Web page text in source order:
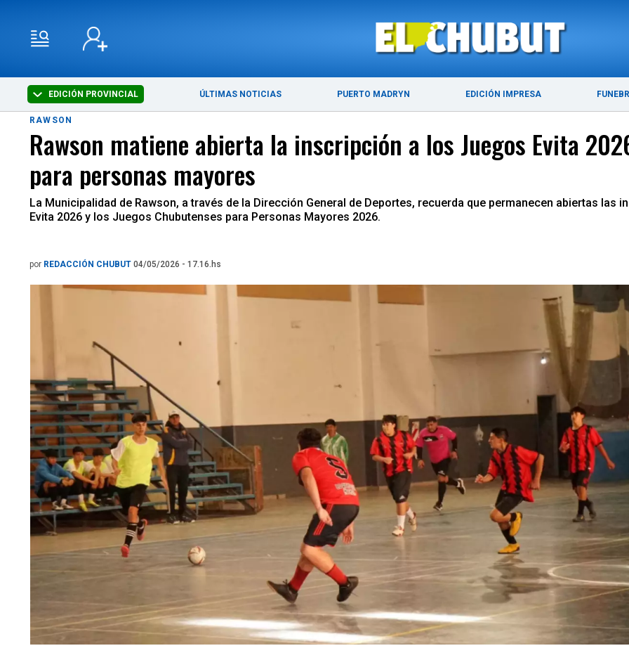
EDICIÓN PROVINCIAL ÚLTIMAS NOTICIAS PUERTO MADRYN EDICIÓN IMPRESA
ÚLTIMAS NOTICIAS PUERTO MADRYN
RAWSON
Rawson matiene abierta la inscripción a los Juegos Evita
para personas mayores
La Municipalidad de Rawson, a través de la Dirección General de Deportes, recuerda que permanecen abiertas
Evita 2026 y los Juegos Chubutenses para Personas Mayores 2026.
por REDACCIÓN CHUBUT 04/05/2026 - 17.16.hs